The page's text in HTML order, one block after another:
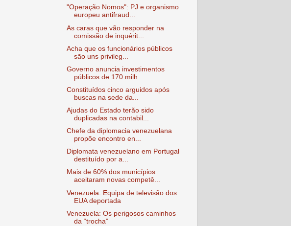
"Operação Nomos": PJ e organismo
europeu antifraud...
As caras que vão responder na
comissão de inquérit...
Acha que os funcionários públicos
são uns privileg...
Governo anuncia investimentos
públicos de 170 milh...
Constituídos cinco arguidos após
buscas na sede da...
Ajudas do Estado terão sido
duplicadas na contabil...
Chefe da diplomacia venezuelana
propõe encontro en...
Diplomata venezuelano em Portugal
destituído por a...
Mais de 60% dos municípios
aceitaram novas competê...
Venezuela: Equipa de televisão dos
EUA deportada
Venezuela: Os perigosos caminhos
da “trocha”